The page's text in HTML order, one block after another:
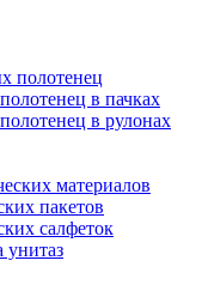
полотенец
в пачках
в рулонах
материалов
пакетов
салфеток
унитаз